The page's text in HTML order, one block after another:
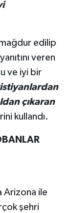
edilip
yanıtını veren
ve iyi bir
çıkaran
kullandı.
Arizona ile
şehri